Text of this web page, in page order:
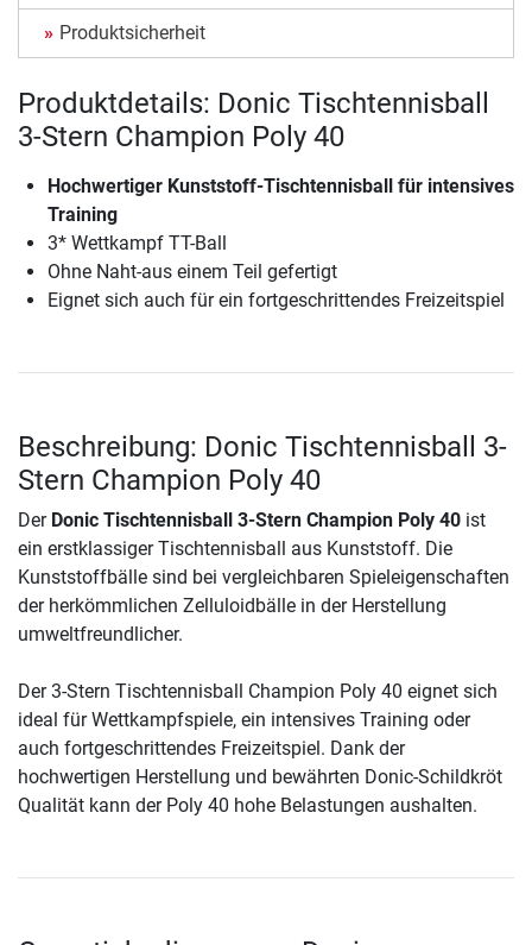
Produktsicherheit
Produktdetails: Donic Tischtennisball
3-Stern Champion Poly 40
Hochwertiger Kunststoff-Tischtennisball für intensives
Training
3* Wettkampf TT-Ball
Ohne Naht-aus einem Teil gefertigt
Eignet sich auch für ein fortgeschrittendes Freizeitspiel
Beschreibung: Donic Tischtennisball 3-
Stern Champion Poly 40
Der Donic Tischtennisball 3-Stern Champion Poly 40 ist
ein erstklassiger Tischtennisball aus Kunststoff. Die
Kunststoffbälle sind bei vergleichbaren Spieleigenschaften
der herkömmlichen Zelluloidbälle in der Herstellung
umweltfreundlicher.
Der 3-Stern Tischtennisball Champion Poly 40 eignet sich
ideal für Wettkampfspiele, ein intensives Training oder
auch fortgeschrittendes Freizeitspiel. Dank der
hochwertigen Herstellung und bewährten Donic-Schildkröt
Qualität kann der Poly 40 hohe Belastungen aushalten.